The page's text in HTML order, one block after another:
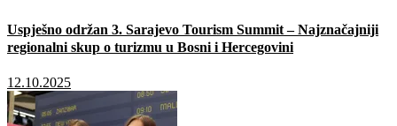
Uspješno održan 3. Sarajevo Tourism Summit – Najznačajniji
regionalni skup o turizmu u Bosni i Hercegovini
12.10.2025